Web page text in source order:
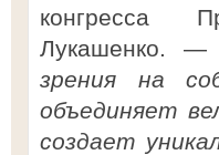
конгресса
Лукашенко. —
зрения на
объединяет
создает